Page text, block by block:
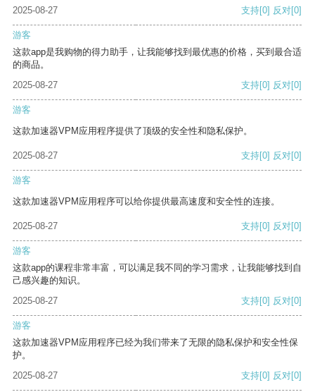
2025-08-27 支持[0] 反对[0]
游客
这款app是我购物的得力助手，让我能够找到最优惠的价格，买到最合适
的商品。
2025-08-27
支持[0] 反对[0]
游客
这款加速器VPM应用程序提供了顶级的安全性和隐私保护。
2025-08-27 支持[0] 反对[0]
游客
这款加速器VPM应用程序可以给你提供最高速度和安全性的连接。
2025-08-27 支持[0] 反对[0]
游客
这款app的课程非常丰富，可以满足我不同的学习需求，让我能够找到自
己感兴趣的知识。
2025-08-27
支持[0] 反对[0]
游客
这款加速器VPM应用程序已经为我们带来了无限的隐私保护和安全性保
护。
2025-08-27
支持[0] 反对[0]